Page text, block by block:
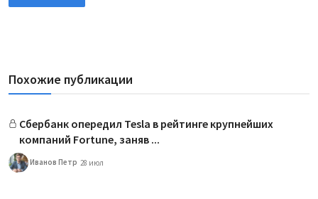
Похожие публикации
Сбербанк опередил Tesla в рейтинге крупнейших
компаний Fortune, заняв ...
Иванов Петр 28 июл